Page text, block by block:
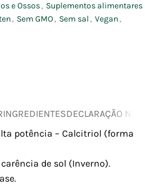
e Ossos, Suplementos alimentares
, Sem GMO, Sem sal , Vegan,
INGREDIENTESDECLARAÇÃO
potência – Calcitriol (forma
de sol (Inverno).